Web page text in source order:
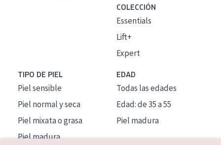
COLECCIÓN
Essentials
Lift+
Expert
TIPO DE PIEL
Piel sensible
Piel normal y seca
Piel mixata o grasa
Piel madura
EDAD
Todas las edades
Edad: de 35 a 55
Piel madura